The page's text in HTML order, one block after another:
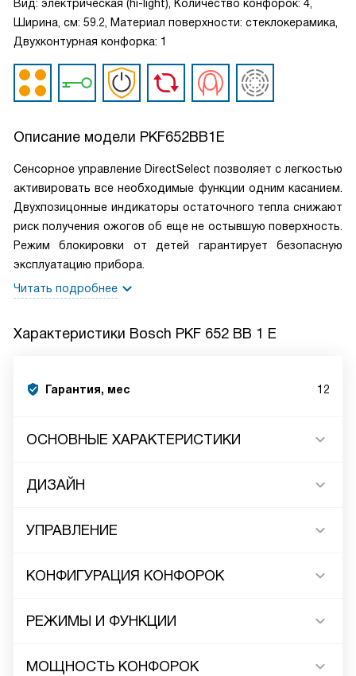
Вид: электрическая (hi-light), Количество конфорок: 4,
Ширина, см: 59.2, Материал поверхности: стеклокерамика,
Двухконтурная конфорка: 1
Описание модели PKF652BB1E
Сенсорное управление DirectSelect позволяет с легкостью
активировать все необходимые функции одним касанием.
Двухпозицонные индикаторы остаточного тепла снижают
риск получения ожогов об еще не остывшую поверхность.
Режим блокировки от детей гарантирует безопасную
эксплуатацию прибора.
Читать подробнее
Характеристики Bosch PKF 652 BB 1 E
Гарантия, мес 12
ОСНОВНЫЕ ХАРАКТЕРИСТИКИ
ДИЗАЙН
УПРАВЛЕНИЕ
КОНФИГУРАЦИЯ КОНФОРОК
РЕЖИМЫ И ФУНКЦИИ
МОЩНОСТЬ КОНФОРОК